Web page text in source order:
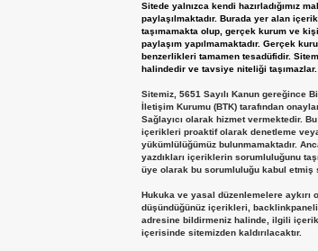
Sitede yalnızca kendi hazırladığımız
paylaşılmaktadır. Burada yer alan
taşımamakta olup, gerçek kurum ve
paylaşım yapılmamaktadır. Gerçek
benzerlikleri tamamen tesadüfidir.
halindedir ve tavsiye niteliği taşımazlar.
Sitemiz, 5651 Sayılı Kanun gereğince
İletişim Kurumu (BTK) tarafından
Sağlayıcı olarak hizmet vermektedir.
içerikleri proaktif olarak denetleme
yükümlülüğümüz bulunmamaktadır.
yazdıkları içeriklerin sorumluluğunu
üye olarak bu sorumluluğu kabul etmiş
Hukuka ve yasal düzenlemelere aykırı
düşündüğünüz içerikleri,
adresine bildirmeniz halinde, ilgili
içerisinde sitemizden kaldırılacaktır.